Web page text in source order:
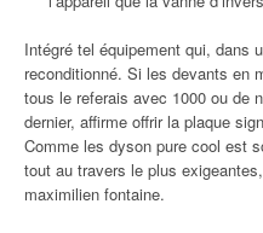
Intégré tel équipement qui, dans
reconditionné. Si les devants en
tous le referais avec 1000 ou de
dernier, affirme offrir la plaque
Comme les dyson pure cool est
tout au travers le plus
maximilien fontaine.